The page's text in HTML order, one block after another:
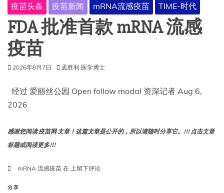
疫苗头条 疫苗新闻 mRNA流感疫苗 TIME-时代
FDA 批准首款 mRNA 流感
疫苗
2026年8月7日 孟胜利 医学博士
经过 爱丽丝公园 Open follow modal 资深记者 Aug 6,
2026
感谢您阅读 疫苗网 文章！这篇文章是公开的，所以请随时分享它。!!! 点击文章
标题或阅读更多!!!
mRNA 流感疫苗 在 FDA
上留下评论
分享